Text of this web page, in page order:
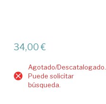
34,00 €
Agotado/Descatalogado.
Puede solicitar
búsqueda.